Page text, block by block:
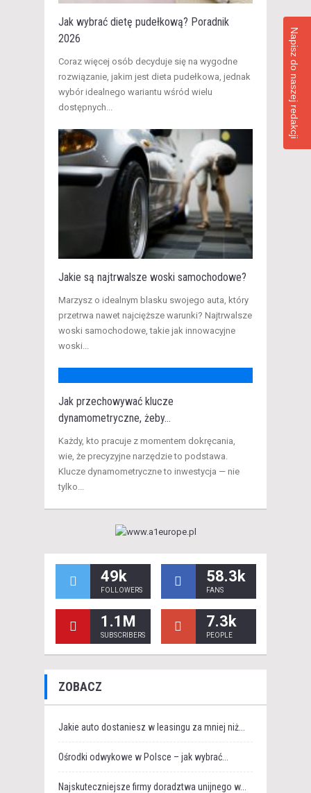
Jak wybrać dietę pudełkową? Poradnik
2026
​Coraz więcej osób decyduje się na wygodne
rozwiązanie, jakim jest dieta pudełkowa, jednak
wybór idealnego wariantu wśród wielu
dostępnych...
Jakie są najtrwalsze woski samochodowe?
Marzysz o idealnym blasku swojego auta, który
przetrwa nawet najcięższe warunki? Najtrwalsze
woski samochodowe, takie jak innowacyjne
woski...
Jak przechowywać klucze
dynamometryczne, żeby...
Każdy, kto pracuje z momentem dokręcania,
wie, że precyzyjne narzędzie to podstawa.
Klucze dynamometryczne to inwestycja — nie
tylko...
49k
FOLLOWERS
58.3k
FANS
1.1M
SUBSCRIBERS
7.3k
PEOPLE
ZOBACZ
Jakie auto dostaniesz w leasingu za mniej niż...
Ośrodki odwykowe w Polsce – jak wybrać...
Najskuteczniejsze firmy doradztwa unijnego w...
Napisz do naszej redakcji